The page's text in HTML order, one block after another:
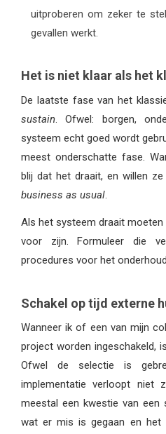
uitproberen om zeker te
gevallen werkt.
Het is niet klaar als het
De laatste fase van het
sustain. Ofwel: borgen,
systeem echt goed wordt
meest onderschatte fase.
blij dat het draait, en willen
business as usual.
Als het systeem draait
voor zijn. Formuleer die
procedures voor het
Schakel op tijd externe
Wanneer ik of een van mijn
project worden ingeschakeld,
Ofwel de selectie is
implementatie verloopt niet
meestal een kwestie van een
wat er mis is gegaan en het